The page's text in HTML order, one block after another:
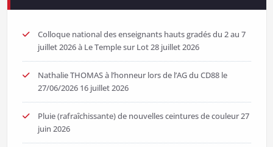
Colloque national des enseignants hauts gradés du 2 au 7
juillet 2026 à Le Temple sur Lot28 juillet 2026
Nathalie THOMAS à l’honneur lors de l’AG du CD88 le
27/06/2026 16 juillet 2026
Pluie (rafraîchissante) de nouvelles ceintures de couleur27
juin 2026